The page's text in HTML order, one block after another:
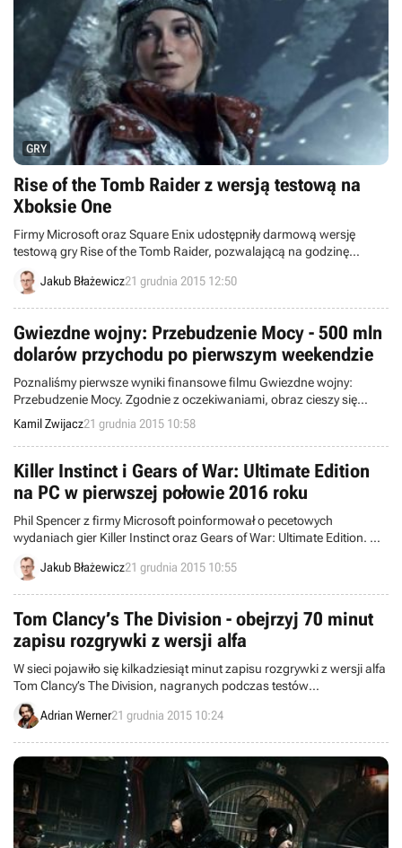
GRY
Rise of the Tomb Raider z wersją testową na
Xboksie One
Firmy Microsoft oraz Square Enix udostępniły darmową wersję
testową gry Rise of the Tomb Raider, pozwalającą na godzinę
rozgrywki. Dotyczy to jedynie wydania na konsolę Xbox One.
Jakub Błażewicz21 grudnia 2015 12:50
Gwiezdne wojny: Przebudzenie Mocy - 500 mln
dolarów przychodu po pierwszym weekendzie
Poznaliśmy pierwsze wyniki finansowe filmu Gwiezdne wojny:
Przebudzenie Mocy. Zgodnie z oczekiwaniami, obraz cieszy się
ogromną popularnością i udało mu się już pobić kilka rekordów, a w
samym dniu premiery wygenerował na całym świecie 250 milionów
dolarów przychodu.
Kamil Zwijacz21 grudnia 2015 10:58
Killer Instinct i Gears of War: Ultimate Edition
na PC w pierwszej połowie 2016 roku
Phil Spencer z firmy Microsoft poinformował o pecetowych
wydaniach gier Killer Instinct oraz Gears of War: Ultimate Edition. Nie
podał konkretnych dat, ale stwierdził, że obie produkcje ukażą się w
2016 roku i nie będziemy musieli czekać na nie zbyt długo.
Jakub Błażewicz21 grudnia 2015 10:55
Tom Clancy’s The Division - obejrzyj 70 minut
zapisu rozgrywki z wersji alfa
W sieci pojawiło się kilkadziesiąt minut zapisu rozgrywki z wersji alfa
Tom Clancy’s The Division, nagranych podczas testów
zorganizowanych dla użytkowników konsoli Xbox One.
Adrian Werner21 grudnia 2015 10:24